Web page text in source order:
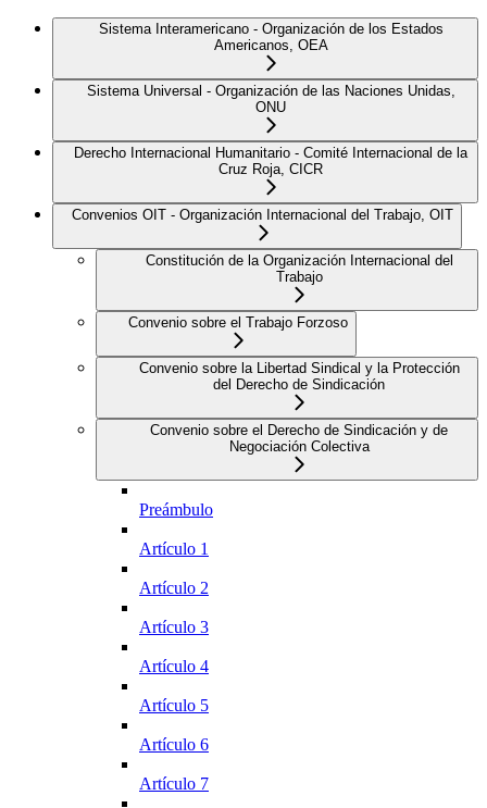
Sistema Interamericano - Organización de los Estados
Americanos, OEA
Sistema Universal - Organización de las Naciones Unidas,
ONU
Derecho Internacional Humanitario - Comité Internacional de la
Cruz Roja, CICR
Convenios OIT - Organización Internacional del Trabajo, OIT
Constitución de la Organización Internacional del
Trabajo
Convenio sobre el Trabajo Forzoso
Convenio sobre la Libertad Sindical y la Protección
del Derecho de Sindicación
Convenio sobre el Derecho de Sindicación y de
Negociación Colectiva
Preámbulo
Artículo 1
Artículo 2
Artículo 3
Artículo 4
Artículo 5
Artículo 6
Artículo 7